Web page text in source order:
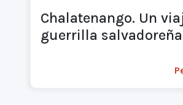
Chalatenango. Un
guerrilla salvadoreña